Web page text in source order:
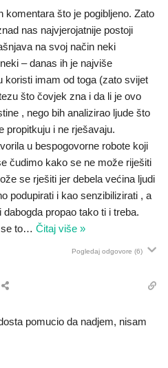
komentara što je pogibljeno. Zato
nas najvjerojatnije postoji
na svoj način neki
– danas ih je najviše
koristi imam od toga (zato svijet
što čovjek zna i da li je ovo
, nego bih analizirao ljude što
propitkuju i ne rješavaju.
u bespogovorne robote koji
čudimo kako se ne može riješiti
se rješiti jer debela većina ljudi
podupirati i kao senzibilizirati , a
propao tako ti i treba.
to… Čitaj više »
Pogledaj odgovore (6)
pomucio da nadjem, nisam